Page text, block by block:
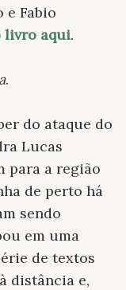
e Fabio
livro aqui.
.
do ataque do
Lucas
para a região
de perto há
sendo
em uma
de textos
distância e,